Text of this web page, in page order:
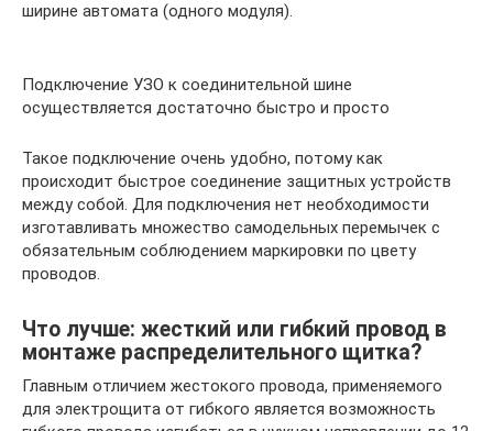
ширине автомата (одного модуля).
Подключение УЗО к соединительной шине
осуществляется достаточно быстро и просто
Такое подключение очень удобно, потому как
происходит быстрое соединение защитных устройств
между собой. Для подключения нет необходимости
изготавливать множество самодельных перемычек с
обязательным соблюдением маркировки по цвету
проводов.
Что лучше: жесткий или гибкий провод в
монтаже распределительного щитка?
Главным отличием жестокого провода, применяемого
для электрощита от гибкого является возможность